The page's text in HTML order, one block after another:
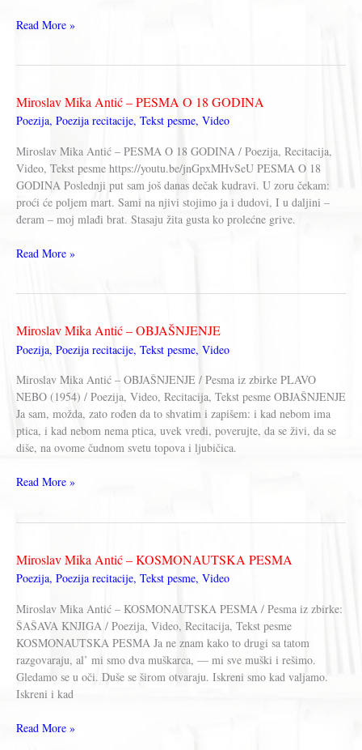
Miroslav
ZA
PROLEĆA
Read More »
Miroslav Mika Antić – PESMA O 18 GODINA
Poezija, Poezija recitacije, Tekst pesme, Video
Miroslav Mika Antić – PESMA O 18 GODINA / Poezija, Recitacija,
Video, Tekst pesme https://youtu.be/jnGpxMHvSeU PESMA O 18
GODINA Poslednji put sam još danas dečak kudravi. U zoru čekam:
proći će poljem mart. Sami na njivi stojimo ja i dudovi, I u daljini –
đeram – moj mlađi brat. Stasaju žita gusta ko prolećne grive.
Miroslav
O
18
Read More »
Miroslav Mika Antić – OBJAŠNJENJE
Poezija, Poezija recitacije, Tekst pesme, Video
Miroslav Mika Antić – OBJAŠNJENJE / Pesma iz zbirke PLAVO
NEBO (1954) / Poezija, Video, Recitacija, Tekst pesme OBJAŠNJENJE
Ja sam, možda, zato rođen da to shvatim i zapišem: i kad nebom ima
ptica, i kad nebom nema ptica, uvek vredi, poverujte, da se živi, da se
diše, na ovome čudnom svetu topova i ljubičica.
Miroslav
Read More »
Miroslav Mika Antić – KOSMONAUTSKA PESMA
Poezija, Poezija recitacije, Tekst pesme, Video
Miroslav Mika Antić – KOSMONAUTSKA PESMA / Pesma iz zbirke:
ŠAŠAVA KNJIGA / Poezija, Video, Recitacija, Tekst pesme
KOSMONAUTSKA PESMA Ja ne znam kako to drugi sa tatom
razgovaraju, al’ mi smo dva muškarca, — mi sve muški i rešimo.
Gledamo se u oči. Duše se širom otvaraju. Iskreni smo kad valjamo.
Iskreni i kad
Miroslav
Read More »